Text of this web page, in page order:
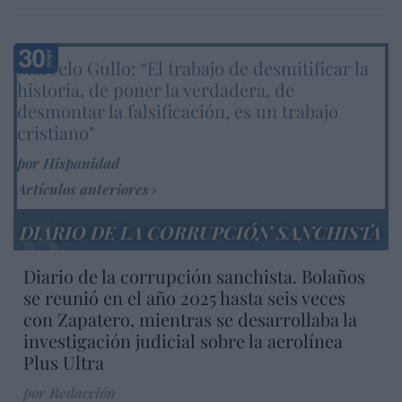
Marcelo Gullo: “El trabajo de desmitificar la
historia, de poner la verdadera, de
desmontar la falsificación, es un trabajo
cristiano"
por Hispanidad
Artículos anteriores
DIARIO DE LA CORRUPCIÓN SANCHISTA
Diario de la corrupción sanchista. Bolaños
se reunió en el año 2025 hasta seis veces
con Zapatero, mientras se desarrollaba la
investigación judicial sobre la aerolínea
Plus Ultra